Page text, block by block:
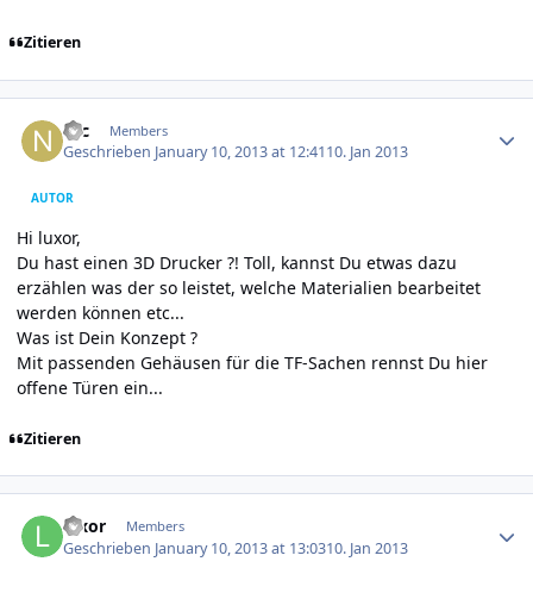
Zitieren
Nic Members
Geschrieben January 10, 2013 at 12:4110. Jan 2013
AUTOR
Hi luxor,
Du hast einen 3D Drucker ?! Toll, kannst Du etwas dazu
erzählen was der so leistet, welche Materialien bearbeitet
werden können etc...
Was ist Dein Konzept ?
Mit passenden Gehäusen für die TF-Sachen rennst Du hier
offene Türen ein...
Zitieren
luxor Members
Geschrieben January 10, 2013 at 13:0310. Jan 2013